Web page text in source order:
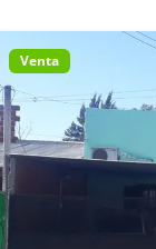
Venta